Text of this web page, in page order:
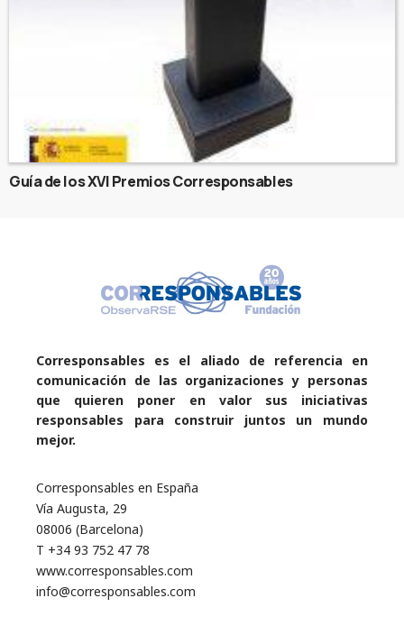
Guía de los XVI Premios Corresponsables
Corresponsables es el aliado de referencia en
comunicación de las organizaciones y personas
que quieren poner en valor sus iniciativas
responsables para construir juntos un mundo
mejor.
Corresponsables en España
Vía Augusta, 29
08006 (Barcelona)
T +34 93 752 47 78
www.corresponsables.com
info@corresponsables.com